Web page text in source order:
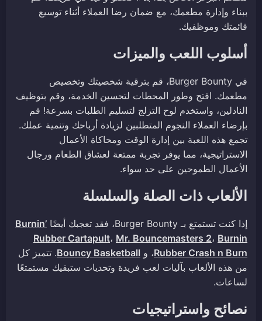
ببناء وإدارة مطعمك، مع ضمان رضا العملاء أثناء توسيع
قائمتك وموظفيك.
أسلوب اللعب والميزات
في Burger Bounty، قم بترقية شخصيتك وتخصيص
مطعمك. افتح وطور المحطات لتحسين الخدمة، وقم بتوظيف
النادلين، واستخدم لوح التزلج لتسليم الطلبات بسرعة! قم
بإرضاء العملاء النجوم المتطلبين لزيادة أرباحك وتنمية عملك.
تجمع هذه اللعبة بين إدارة الوقت ومحاكاة الأعمال
الاستراتيجية، مما يوفر تجربة ممتعة لعشاق الطعام ورجال
الأعمال الطموحين على حد سواء.
الألعاب ذات الصلة والسلسلة
إذا كنت تستمتع بـ Burger Bounty، فقد تعجبك أيضًا
Burnin’
Rubber Cartapult، Mr. Bouncemasters 2، Burnin
Rubber Crash n Burn، و Bouncy Basketball. تتميز كل
من هذه الألعاب بآليات لعب فريدة وتحديات ستبقيك مستمتعًا
لساعات.
نصائح واستراتيجيات